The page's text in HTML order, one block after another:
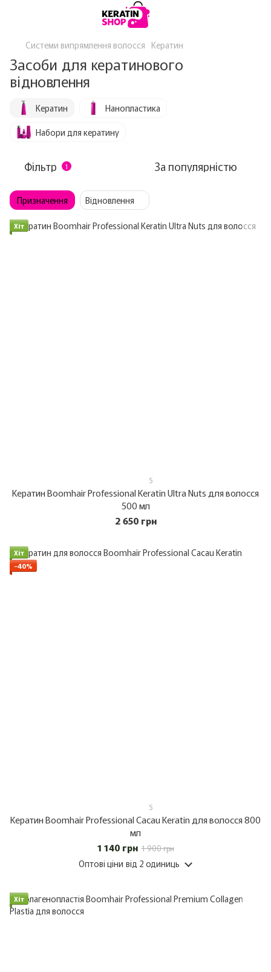
Системи випрямлення волосся Кератин
Засоби для кератинового
відновлення
Кератин
Нанопластика
Набори для кератину
Фільтр 1 За популярністю
Призначення Відновлення
Хіт
5
Кератин Boomhair Professional Keratin Ultra Nuts для волосся
500 мл
2 650 грн
Хіт
−40%
5
Кератин Boomhair Professional Cacau Keratin для волосся 800
мл
1 140 грн 1 900 грн
Оптові ціни від 2 одиниць
Хіт